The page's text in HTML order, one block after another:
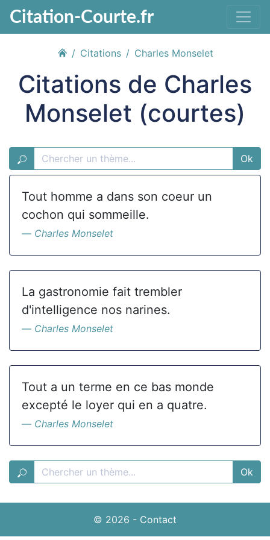
Citation-Courte.fr
Citations Charles Monselet
Citations de Charles
Monselet (courtes)
Ok
Tout homme a dans son coeur un
cochon qui sommeille.
Charles Monselet
La gastronomie fait trembler
d'intelligence nos narines.
Charles Monselet
Tout a un terme en ce bas monde
excepté le loyer qui en a quatre.
Charles Monselet
Ok
© 2026 - Contact